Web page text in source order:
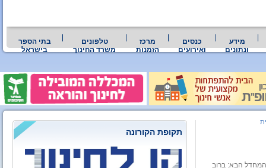
מידע
ונתונים
כנסים
ואירועים
מרכז
הזמנות
טלפונים
משרד החינוך
בתי הספר
בישראל
המחדל הבא: ברוב
תקופת הקורונה